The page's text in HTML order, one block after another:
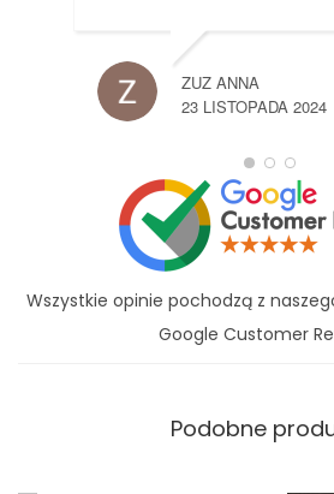
ZUZ ANNA
23 LISTOPADA 2024
Wszystkie opinie pochodzą z
Google Customer
Podobne